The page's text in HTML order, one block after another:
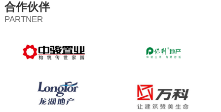
合作伙伴
PARTNER